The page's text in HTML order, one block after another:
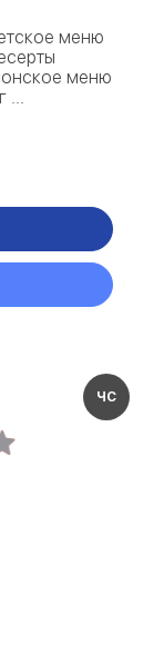
меню
меню
...
ЧС